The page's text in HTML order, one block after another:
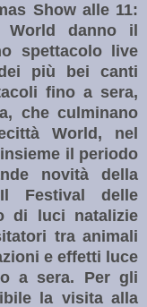
Show alle 11:
danno il
spettacolo live
più bei canti
fino a sera,
che culminano
World, nel
il periodo
novità della
Festival delle
di luci natalizie
tra animali
e effetti luce
a sera. Per gli
la visita alla